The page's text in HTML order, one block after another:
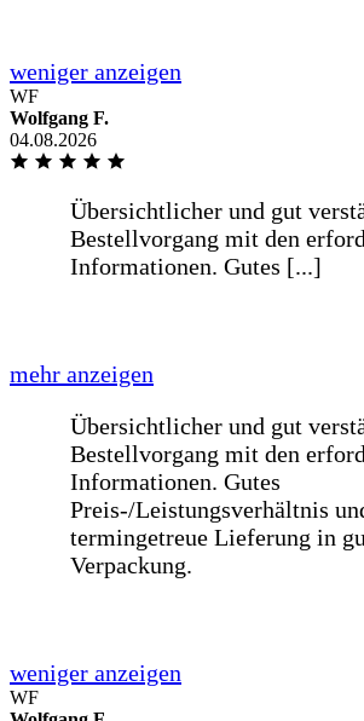
WF
Wolfgang F.
04.08.2026
WF
Bestellvorgang mit den erforderlichen
Informationen. Gutes
Preis-/Leistungsverhältnis und
Verpackung.
einen Tisch innerhalb von einer Woche
nach Bestellung. [...]
mehr anzeigen
Schnelle Lieferung einer Glasplatte für